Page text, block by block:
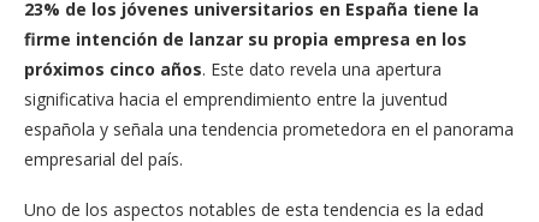
23% de los jóvenes universitarios en España tiene la
firme intención de lanzar su propia empresa en los
próximos cinco años. Este dato revela una apertura
significativa hacia el emprendimiento entre la juventud
española y señala una tendencia prometedora en el panorama
empresarial del país.
Uno de los aspectos notables de esta tendencia es la edad